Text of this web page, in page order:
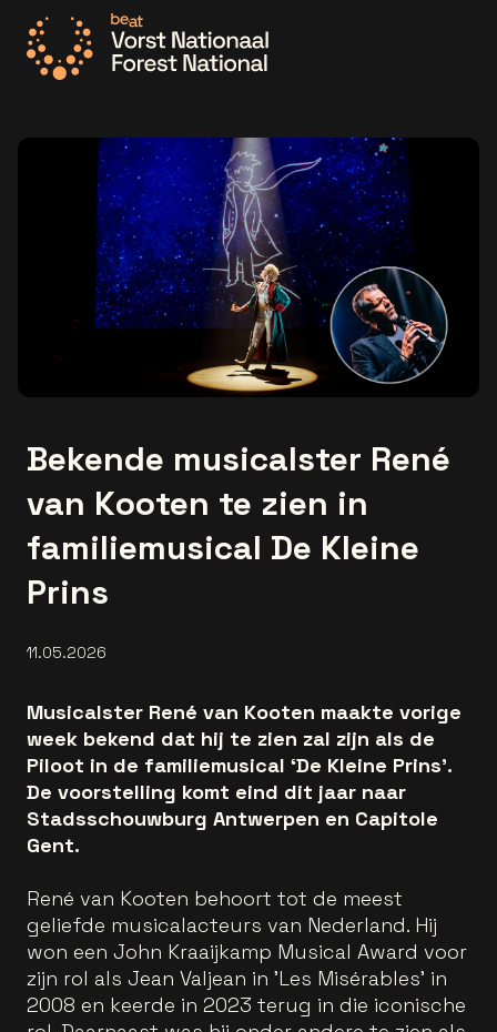
Bekende musicalster René
van Kooten te zien in
familiemusical De Kleine
Prins
11.05.2026
Musicalster René van Kooten maakte vorige
week bekend dat hij te zien zal zijn als de
Piloot in de familiemusical ‘De Kleine Prins’.
De voorstelling komt eind dit jaar naar
Stadsschouwburg Antwerpen en Capitole
Gent.
René van Kooten behoort tot de meest
geliefde musicalacteurs van Nederland. Hij
won een John Kraaijkamp Musical Award voor
zijn rol als Jean Valjean in 'Les Misérables' in
2008 en keerde in 2023 terug in die iconische